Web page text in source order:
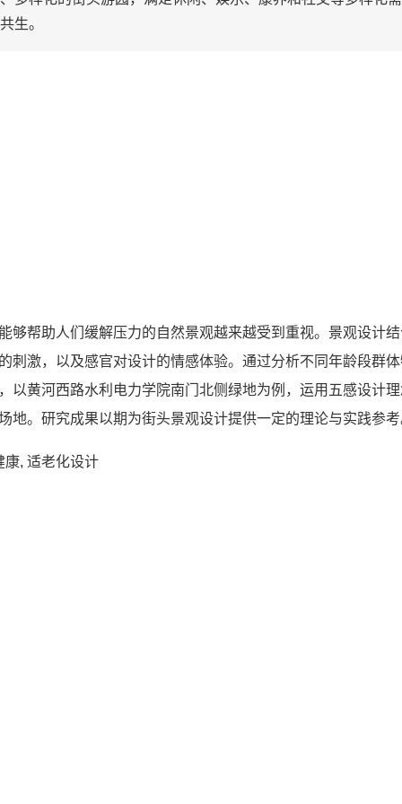
生。
够帮助人们缓解压力的自然景观越来越受到重视。景观设计
刺激，以及感官对设计的情感体验。通过分析不同年龄段群
以黄河西路水利电力学院南门北侧绿地为例，运用五感设计
地。研究成果以期为街头景观设计提供一定的理论与实践参
康, 适老化设计